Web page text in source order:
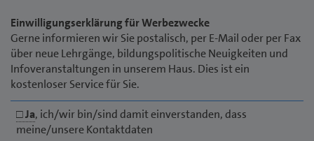
Einwilligungserklärung für Werbezwecke
Gerne informieren wir Sie postalisch, per E-Mail oder per Fax
über neue Lehrgänge, bildungspolitische Neuigkeiten und
Infoveranstaltungen in unserem Haus. Dies ist ein
kostenloser Service für Sie.
□ Ja, ich/wir bin/sind damit einverstanden, dass
meine/unsere Kontaktdaten